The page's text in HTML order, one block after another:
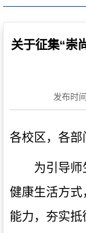
关于征集“崇
发布时
各校区，各部
为引导师
健康生活方
能力，夯实